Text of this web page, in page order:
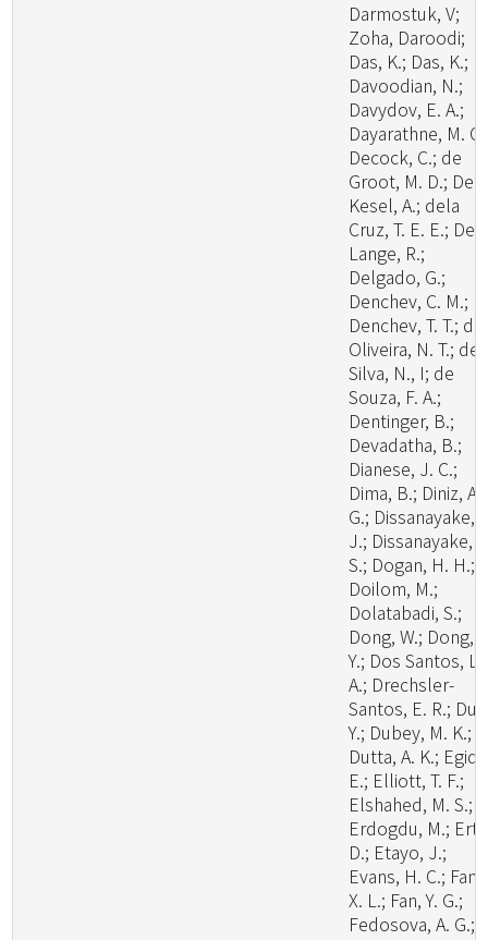
Darmostuk, V;
Zoha, Daroodi;
Das, K.; Das, K.;
Davoodian, N.;
Davydov, E. A.;
Dayarathne, M.
Decock, C.; de
Groot, M. D.; De
Kesel, A.; dela
Cruz, T. E. E.; De
Lange, R.;
Delgado, G.;
Denchev, C. M.;
Denchev, T. T.; de
Oliveira, N. T.; de
Silva, N., I; de
Souza, F. A.;
Dentinger, B.;
Devadatha, B.;
Dianese, J. C.;
Dima, B.; Diniz, A.
G.; Dissanayake,
J.; Dissanayake,
S.; Dogan, H. H.;
Doilom, M.;
Dolatabadi, S.;
Dong, W.; Dong,
Y.; Dos Santos, L.
A.; Drechsler-
Santos, E. R.; Du,
Y.; Dubey, M. K.;
Dutta, A. K.; Egidi,
E.; Elliott, T. F.;
Elshahed, M. S.;
Erdogdu, M.;
D.; Etayo, J.;
Evans, H. C.; Fan,
X. L.; Fan, Y. G.;
Fedosova, A. G.;